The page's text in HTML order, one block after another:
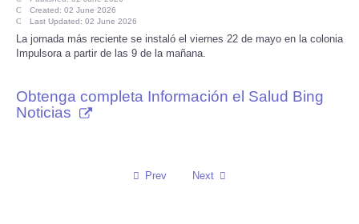
Health
Politics
Created: 02 June 2026
Last Updated: 02 June 2026
La jornada más reciente se instaló el viernes 22 de mayo en la colonia
Impulsora a partir de las 9 de la mañana.
Obtenga completa Información el Salud Bing
Noticias
Prev Next